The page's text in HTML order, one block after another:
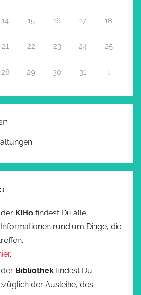
14 15 16 17 18
21 22 23 24 25
28 29 30 31 1
KiHo findest Du alle
rund um Dinge, die
.
Bibliothek findest Du
der Ausleihe, des